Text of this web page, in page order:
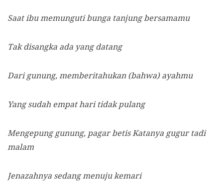
Saat ibu memunguti bunga tanjung bersamamu
Tak disangka ada yang datang
Dari gunung, memberitahukan (bahwa) ayahmu
Yang sudah empat hari tidak pulang
Mengepung gunung, pagar betis Katanya gugur tadi
malam
Jenazahnya sedang menuju kemari